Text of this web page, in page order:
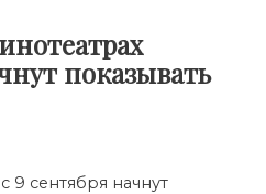
показывать
9 сентября начнут